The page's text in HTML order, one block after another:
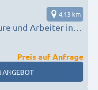
und Arbeiter in
4,13 km
Preis auf Anfrage
ANGEBOT